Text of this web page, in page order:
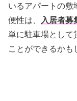
いるアパートの敷
便性は、
入居者募
単に駐車場として
ことができるかも